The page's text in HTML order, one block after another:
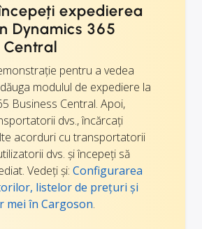
expedierea
Dynamics 365
Central
pentru a vedea
modulul de expediere la
Business Central. Apoi,
dvs., încărcați
acorduri cu transportatorii
dvs. și începeți să
Vedeți și: Configurarea
listelor de prețuri și
mei în Cargoson.